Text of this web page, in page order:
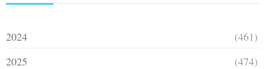
2024
(461)
2025
(474)